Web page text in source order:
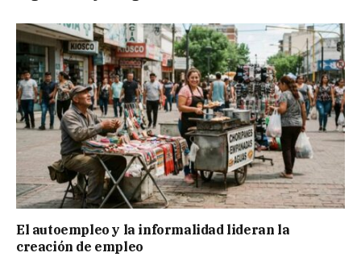
El autoempleo y la informalidad lideran la
creación de empleo